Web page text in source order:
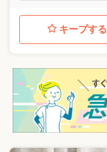
キープする